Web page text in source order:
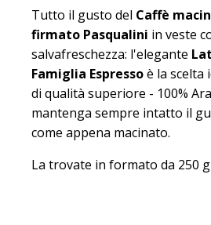
Tutto il gusto del Caffè
firmato Pasqualini in veste
salvafreschezza: l'elegante
Famiglia Espressoè la scelta
di qualità superiore - 100%
mantenga sempre intatto il
come appena macinato.
La trovate in formato da 250